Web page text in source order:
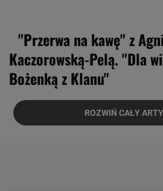
"Przerwa na kawę" z
Kaczorowską-Pelą. "Dla
Bożenką z Klanu"
ROZWIŃ CAŁY